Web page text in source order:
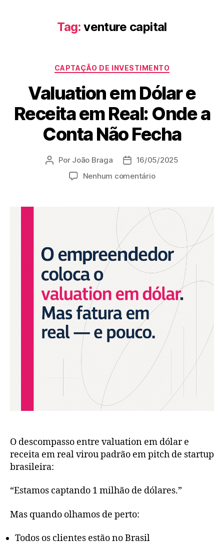
Tag: venture capital
CAPTAÇÃO DE INVESTIMENTO
Valuation em Dólar e
Receita em Real: Onde a
Conta Não Fecha
Por João Braga
16/05/2025
Nenhum comentário
O descompasso entre valuation em dólar e
receita em real virou padrão em pitch de startup
brasileira:
“Estamos captando 1 milhão de dólares.”
Mas quando olhamos de perto:
Todos os clientes estão no Brasil